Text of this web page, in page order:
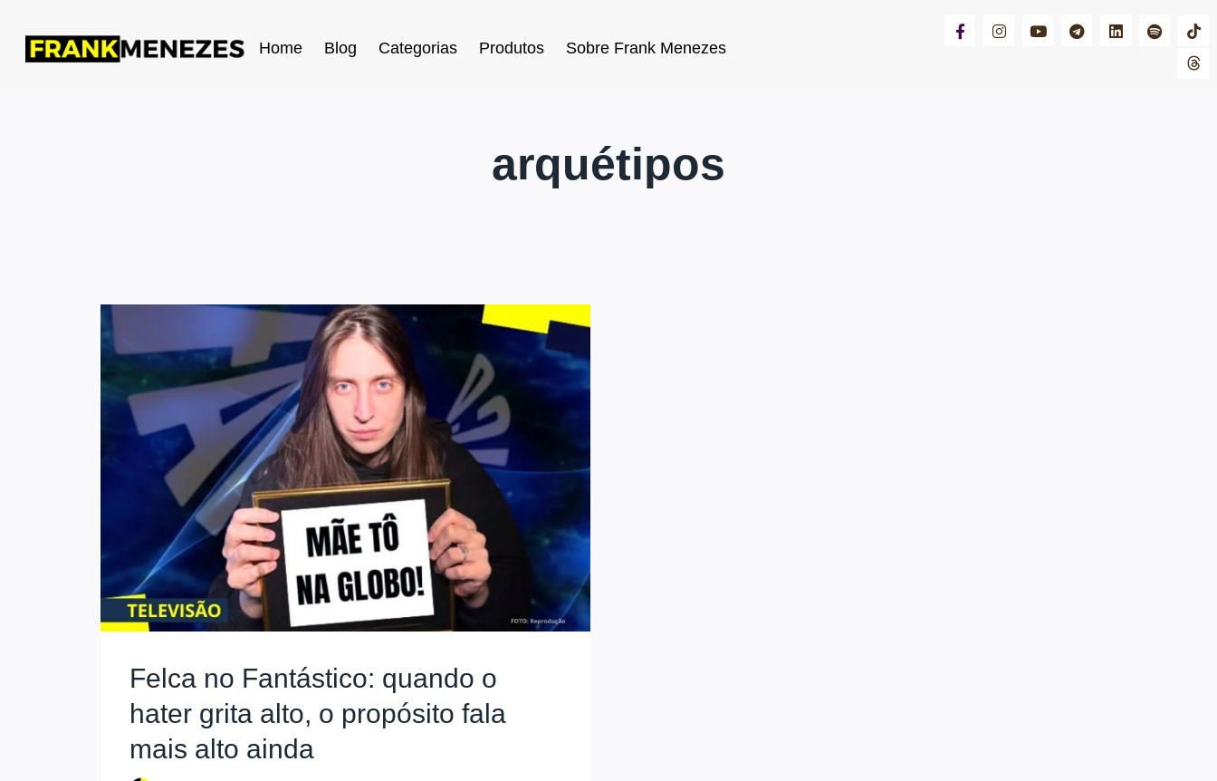
Home Blog Categorias Produtos Sobre Frank Menezes
arquétipos
Felca no Fantástico: quando o
hater grita alto, o propósito fala
mais alto ainda